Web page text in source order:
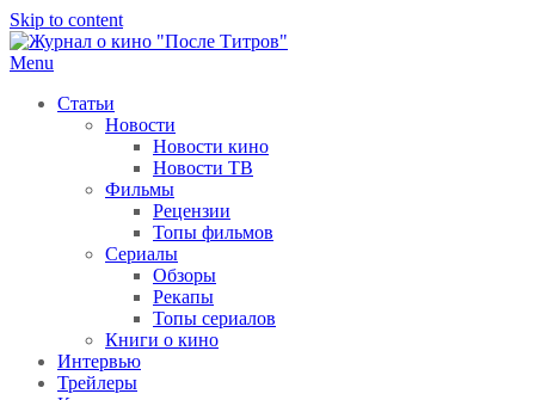
Skip to content
Menu
Статьи
Новости
Новости кино
Новости ТВ
Фильмы
Рецензии
Топы фильмов
Сериалы
Обзоры
Рекапы
Топы сериалов
Книги о кино
Интервью
Трейлеры